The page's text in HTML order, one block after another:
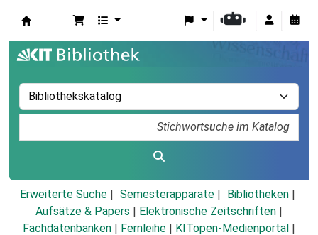
Erweiterte Suche Semesterapparate
Bibliotheken
Aufsätze & Papers
Elektronische Zeitschriften
Fachdatenbanken
Fernleihe KITopen-Medienportal